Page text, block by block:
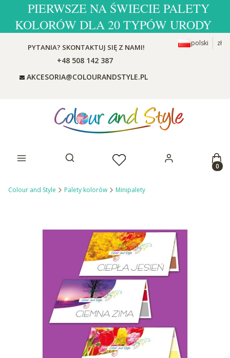
PIERWSZE NA ŚWIECIE PALETY
KOLORÓW DLA 20 TYPÓW URODY
PYTANIA? SKONTAKTUJ SIĘ Z NAMI!
+48 508 142 387
AKCESORIA@COLOURANDSTYLE.PL
polski zł
Otwórz wyszukiwarkę
Colour and Style Palety kolorów Minipalety